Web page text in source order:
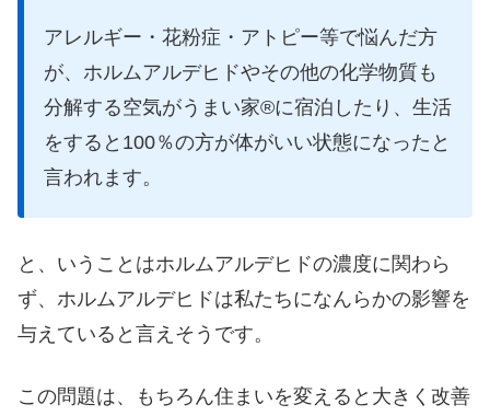
アレルギー・花粉症・アトピー等で悩んだ方
が、ホルムアルデヒドやその他の化学物質も
分解する空気がうまい家®︎に宿泊したり、生活
をすると100％の方が体がいい状態になったと
言われます。
と、いうことはホルムアルデヒドの濃度に関わら
ず、ホルムアルデヒドは私たちになんらかの影響を
与えていると言えそうです。
この問題は、もちろん住まいを変えると大きく改善